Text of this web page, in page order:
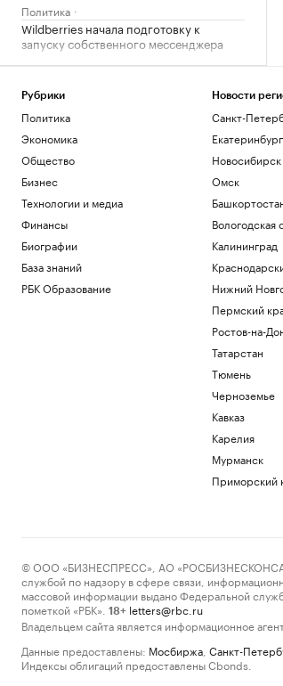
Политика
Wildberries начала подготовку к
запуску собственного мессенджера
Технологии и медиа
залоги до $250 тыс. для получения виз
Политика
Adidas извинился за обилие розовых
бутс на ЧМ-26, назвав это совпадением
Спорт
Рубрики
Политика
Экономика
Общество
Бизнес
Технологии и медиа
Финансы
Биографии
База знаний
РБК Образование
Новости
Санкт-
Екатеринбург
Новосибирск
Омск
Вологодская
Калининград
Нижний
Пермский
Ростов-на-
Татарстан
Тюмень
Черноземье
Кавказ
Карелия
Мурманск
Приморский
© ООО «БИЗНЕСПРЕСС», АО
службой по надзору в сфере связи,
массовой информации выдано Федеральной
пометкой «РБК».
18+ letters@rbc.ru
Владельцем сайта является информационное
Данные предоставлены: Мосбиржа Санкт-
Индексы облигаций предоставлены Cbonds.